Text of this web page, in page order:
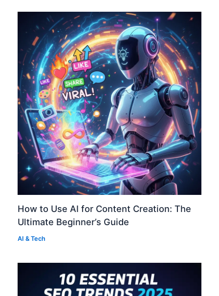
How to Use AI for Content Creation: The
Ultimate Beginner’s Guide
AI & Tech